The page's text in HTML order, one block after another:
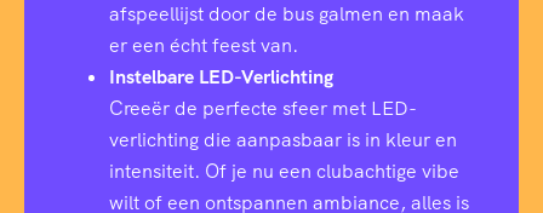
afspeellijst door de bus galmen en maak
er een écht feest van.
Instelbare LED-Verlichting
Creeër de perfecte sfeer met LED-
verlichting die aanpasbaar is in kleur en
intensiteit. Of je nu een clubachtige vibe
wilt of een ontspannen ambiance, alles is